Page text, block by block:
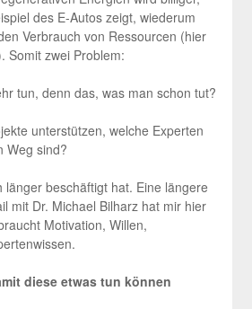
des E-Autos zeigt, wiederum
Verbrauch von Ressourcen (hier
Somit zwei Problem:
tun, denn das, was man schon tut?
unterstützen, welche Experten
Weg sind?
länger beschäftigt hat. Eine längere
mit Dr. Michael Bilharz hat mir hier
Motivation, Willen,
diese etwas tun können